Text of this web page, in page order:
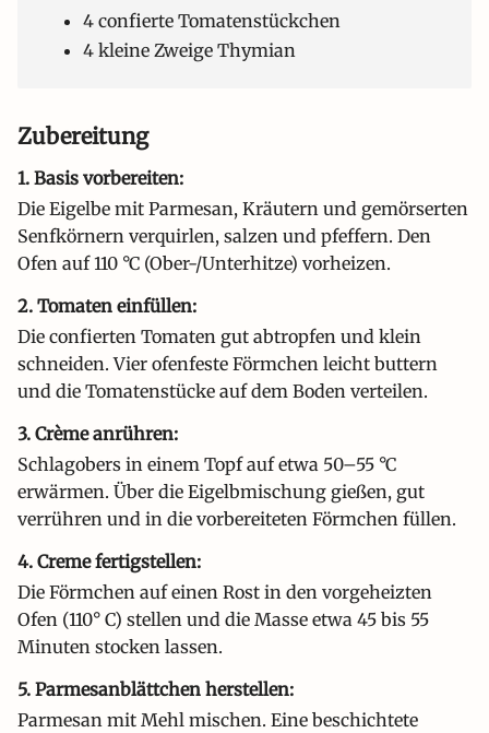
4 confierte Tomatenstückchen
4 kleine Zweige Thymian
Zubereitung
1. Basis vorbereiten:
Die Eigelbe mit Parmesan, Kräutern und gemörserten
Senfkörnern verquirlen, salzen und pfeffern. Den
Ofen auf 110 °C (Ober-/Unterhitze) vorheizen.
2. Tomaten einfüllen:
Die confierten Tomaten gut abtropfen und klein
schneiden. Vier ofenfeste Förmchen leicht buttern
und die Tomatenstücke auf dem Boden verteilen.
3. Crème anrühren:
Schlagobers in einem Topf auf etwa 50–55 °C
erwärmen. Über die Eigelbmischung gießen, gut
verrühren und in die vorbereiteten Förmchen füllen.
4. Creme fertigstellen:
Die Förmchen auf einen Rost in den vorgeheizten
Ofen (110° C) stellen und die Masse etwa 45 bis 55
Minuten stocken lassen.
5. Parmesanblättchen herstellen:
Parmesan mit Mehl mischen. Eine beschichtete